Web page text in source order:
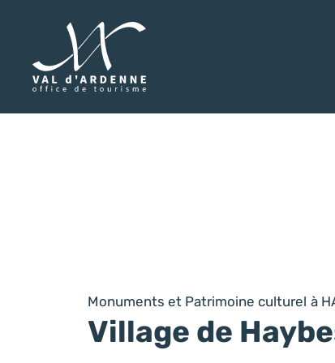
Monuments et Patrimoine culturel à
Village de